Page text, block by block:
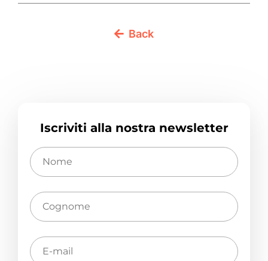
Back
Iscriviti alla nostra newsletter
Nome
Cognome
E-
mail